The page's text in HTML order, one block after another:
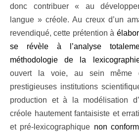
donc contribuer « au
langue » créole. Au creux d’un
revendiqué, cette prétention à
se révèle à l’analyse
méthodologie de la
ouvert la voie, au sein même
prestigieuses institutions
production et à la modélisation
créole hautement fantaisiste et
et pré-lexicographique non